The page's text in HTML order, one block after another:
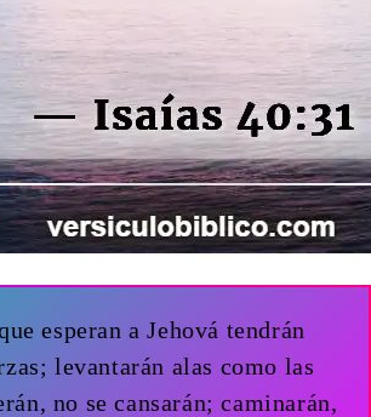
esperan a Jehová tendrán
levantarán alas como las
no se cansarán; caminarán,